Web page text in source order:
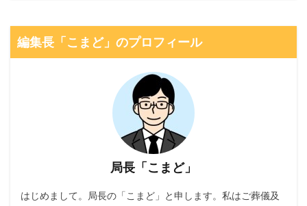
編集長「こまど」のプロフィール
局長「こまど」
はじめまして。局長の「こまど」と申します。私はご葬儀及